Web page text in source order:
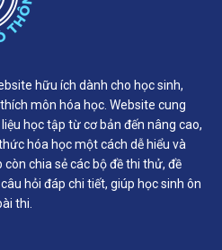
hữu ích dành cho học sinh,
môn hóa học. Website cung
học tập từ cơ bản đến nâng cao,
hóa học một cách dễ hiểu và
chia sẻ các bộ đề thi thử, đề
hỏi đáp chi tiết, giúp học sinh ôn
thi.